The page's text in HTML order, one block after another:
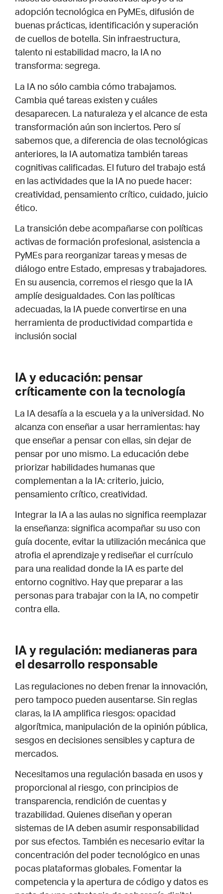
adopción tecnológica en PyMEs, difusión de
buenas prácticas, identificación y superación
de cuellos de botella. Sin infraestructura,
talento ni estabilidad macro, la IA no
transforma: segrega.
La IA no sólo cambia cómo trabajamos.
Cambia qué tareas existen y cuáles
desaparecen. La naturaleza y el alcance de esta
transformación aún son inciertos. Pero sí
sabemos que, a diferencia de olas tecnológicas
anteriores, la IA automatiza también tareas
cognitivas calificadas. El futuro del trabajo está
en las actividades que la IA no puede hacer:
creatividad, pensamiento crítico, cuidado, juicio
ético.
La transición debe acompañarse con políticas
activas de formación profesional, asistencia a
PyMEs para reorganizar tareas y mesas de
diálogo entre Estado, empresas y trabajadores.
En su ausencia, corremos el riesgo que la IA
amplíe desigualdades. Con las políticas
adecuadas, la IA puede convertirse en una
herramienta de productividad compartida e
inclusión social
IA y educación: pensar
críticamente con la tecnología
La IA desafía a la escuela y a la universidad. No
alcanza con enseñar a usar herramientas: hay
que enseñar a pensar con ellas, sin dejar de
pensar por uno mismo. La educación debe
priorizar habilidades humanas que
complementan a la IA: criterio, juicio,
pensamiento crítico, creatividad.
Integrar la IA a las aulas no significa reemplazar
la enseñanza: significa acompañar su uso con
guía docente, evitar la utilización mecánica que
atrofia el aprendizaje y rediseñar el currículo
para una realidad donde la IA es parte del
entorno cognitivo. Hay que preparar a las
personas para trabajar con la IA, no competir
contra ella.
IA y regulación: medianeras para
el desarrollo responsable
Las regulaciones no deben frenar la innovación,
pero tampoco pueden ausentarse. Sin reglas
claras, la IA amplifica riesgos: opacidad
algorítmica, manipulación de la opinión pública,
sesgos en decisiones sensibles y captura de
mercados.
Necesitamos una regulación basada en usos y
proporcional al riesgo, con principios de
transparencia, rendición de cuentas y
trazabilidad. Quienes diseñan y operan
sistemas de IA deben asumir responsabilidad
por sus efectos. También es necesario evitar la
concentración del poder tecnológico en unas
pocas plataformas globales. Fomentar la
competencia y la apertura de código y datos es